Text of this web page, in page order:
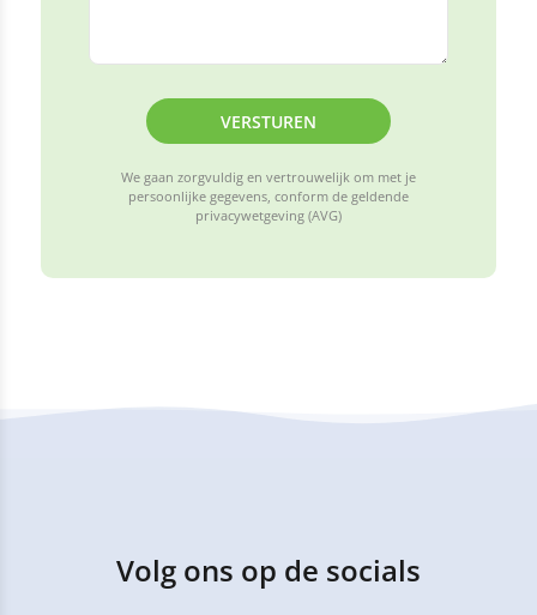
VERSTUREN
We gaan zorgvuldig en vertrouwelijk om met je
persoonlijke gegevens, conform de geldende
privacywetgeving (AVG)
Volg ons op de socials